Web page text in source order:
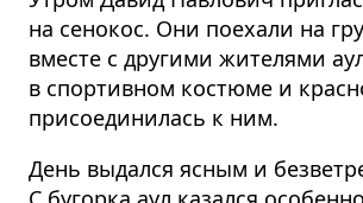
на сенокос. Они поехали на
вместе с другими жителями
в спортивном костюме и
присоединилась к ним.
День выдался ясным и